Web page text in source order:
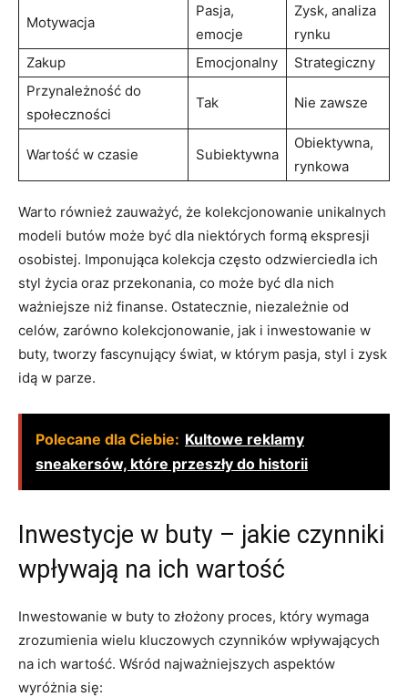
Motywacja
Pasja,
emocje
Zysk, analiza
rynku
Zakup
Emocjonalny
Strategiczny
Przynależność do
społeczności
Tak Nie zawsze
Wartość w czasie Subiektywna
Obiektywna,
rynkowa
Warto również zauważyć, że kolekcjonowanie unikalnych
modeli butów może być dla niektórych formą ekspresji
osobistej. Imponująca kolekcja często odzwierciedla ich
styl życia oraz przekonania, co może być dla nich
ważniejsze niż finanse. Ostatecznie, niezależnie od
celów, zarówno kolekcjonowanie, jak i inwestowanie w
buty, tworzy fascynujący świat, w którym pasja, styl i zysk
idą w parze.
Polecane dla Ciebie: Kultowe reklamy
sneakersów, które przeszły do historii
Inwestycje w buty – jakie czynniki
wpływają na ich wartość
Inwestowanie w buty to złożony proces, który wymaga
zrozumienia wielu kluczowych czynników wpływających
na ich wartość. Wśród najważniejszych aspektów
wyróżnia się: